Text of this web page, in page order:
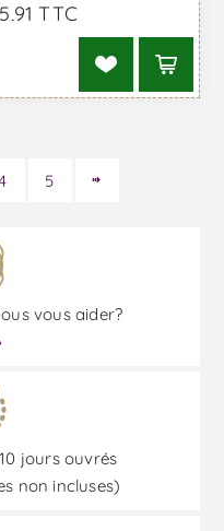
TTC
5
vous aider?
jours ouvrés
non incluses)